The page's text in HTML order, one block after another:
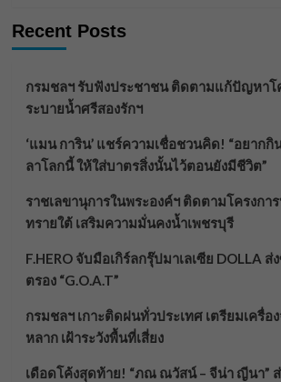
Recent Posts
กรมชลฯ รับฟังประชาชน ติดตามแก้ปัญหาโ
ระบายน้ำศรีสองรักฯ
‘แมน การิน’ แชร์ความเชื่อชวนคิด! “อยากกิ
ลาโลกนี้ ให้ใส่บาตรสิ่งนั้นไว้ตอนยังมีชีวิต”
ราชเลขานุการในพระองค์ฯ ติดตามโครงกา
ทรายใต้ เสริมความมั่นคงน้ำเพชรบุรี
F.HERO จับมือเกิร์ลกรุ๊ปมาเลเซีย DOLLA ส่
ตรอง “G.O.A.T”
กรมชลฯ เกาะติดฝนทั่วประเทศ เตรียมเครื่อ
หลาก เฝ้าระวังพื้นที่เสี่ยง
เดือดโค้งสุดท้าย! “ภณ ณวัสน์ – จีน่า ญีนา” ส่